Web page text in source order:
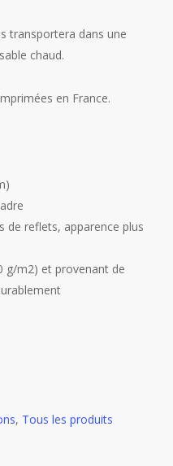
transportera dans une
chaud.
en France.
de reflets, apparence plus
g/m2) et provenant de
, Tous les produits